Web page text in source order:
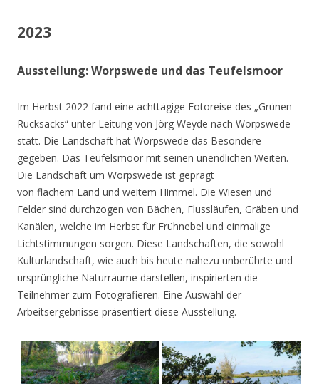
2023
Ausstellung: Worpswede und das Teufelsmoor
Im Herbst 2022 fand eine achttägige Fotoreise des „Grünen
Rucksacks“ unter Leitung von Jörg Weyde nach Worpswede
statt. Die Landschaft hat Worpswede das Besondere
gegeben. Das Teufelsmoor mit seinen unendlichen Weiten.
Die Landschaft um Worpswede ist geprägt
von flachem Land und weitem Himmel. Die Wiesen und
Felder sind durchzogen von Bächen, Flussläufen, Gräben und
Kanälen, welche im Herbst für Frühnebel und einmalige
Lichtstimmungen sorgen. Diese Landschaften, die sowohl
Kulturlandschaft, wie auch bis heute nahezu unberührte und
ursprüngliche Naturräume darstellen, inspirierten die
Teilnehmer zum Fotografieren. Eine Auswahl der
Arbeitsergebnisse präsentiert diese Ausstellung.